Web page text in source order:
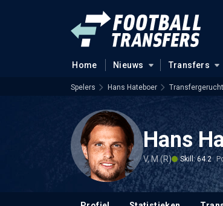
Home Nieuws Transfers
Spelers Hans Hateboer
Hans
V, M (R) Skill: 64.2